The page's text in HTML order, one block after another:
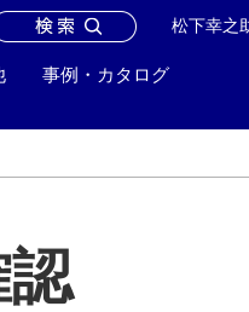
松下幸之
事例・カタログ
お問い合わせ メ